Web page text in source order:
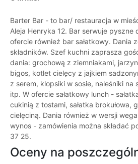
Barter Bar - to bar/ restauracja w
Aleja Henryka 12. Bar serwuje pyszne
ofercie również bar sałatkowy. Dania
składników. Szef kuchni zaprasza
dania: grochową z ziemniakami,
bigos, kotlet cielęcy z jajkiem
z serem, klopsiki w sosie, naleśniki na
itp. W ofercie sałatkowy lunch -
cukinią z tostami, sałatka brokułowa,
cielęciną. Dania również w wersji
wynos - zamówienia można składać
37 25.
Oceny na